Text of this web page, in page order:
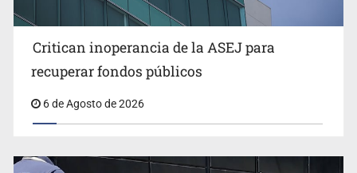
Que el IPEJAL encabece la lista de deudores en Jalisco
es un “foco rojo” de gran magnitud: Economista
Critican inoperancia de la ASEJ para
recuperar fondos públicos
6 de Agosto de 2026